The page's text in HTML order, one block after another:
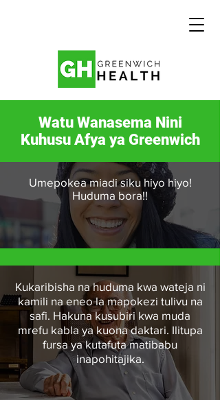
Watu Wanasema Nini
Kuhusu Afya ya Greenwich
Umepokea miadi siku hiyo hiyo!
Huduma bora!!
Kukaribisha na huduma kwa wateja ni
kamili na eneo la mapokezi tulivu na
safi. Hakuna kusubiri kwa muda
mrefu kabla ya kuona daktari. Ilitupa
fursa ya kutafuta matibabu
inapohitajika.